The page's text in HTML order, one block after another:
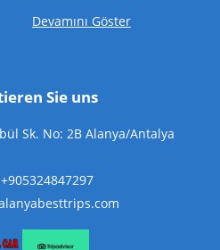
Devamını Göster
Sie uns
Sk. No: 2B Alanya/Antalya
+905324847297